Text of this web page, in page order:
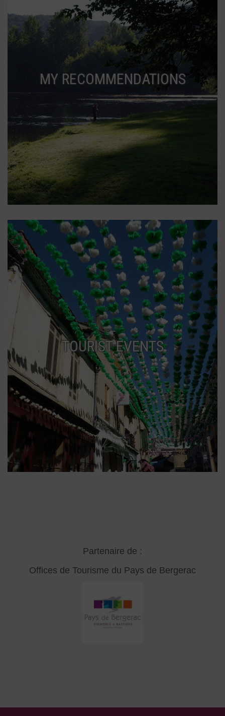
MY RECOMMENDATIONS
TOURIST EVENTS
Partenaire de :
Offices de Tourisme du Pays de Bergerac